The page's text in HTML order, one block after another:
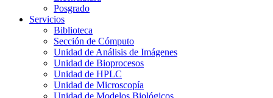
Posgrado
Servicios
Biblioteca
Sección de Cómputo
Unidad de Análisis de Imágenes
Unidad de Bioprocesos
Unidad de HPLC
Unidad de Microscopía
Unidad de Modelos Biológicos